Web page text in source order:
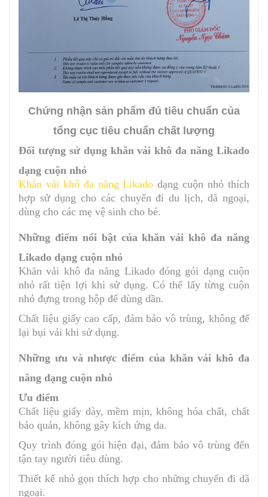
Chứng nhận sản phẩm đủ tiêu chuẩn của
tổng cục tiêu chuẩn chất lượng
Đối tượng sử dụng khăn vải khô đa năng Likado
dạng cuộn nhỏ
Khăn vải khô đa năng Likado dạng cuộn nhỏ thích
hợp sử dụng cho các chuyến đi du lịch, dã ngoại,
dùng cho các mẹ vệ sinh cho bé.
Những điểm nổi bật của khăn vải khô đa năng
Likado dạng cuộn nhỏ
Khăn vải khô đa năng Likado đóng gói dạng cuộn
nhỏ rất tiện lợi khi sử dụng. Có thể lấy từng cuộn
nhỏ đựng trong hộp để dùng dần.
Chất liệu giấy cao cấp, đảm bảo vô trùng, không để
lại bụi vải khi sử dụng.
Những ưu và nhược điểm của khăn vải khô đa
năng dạng cuộn nhỏ
Ưu điểm
Chất liệu giấy dày, mềm mịn, không hóa chất, chất
bảo quản, không gây kích ứng da.
Quy trình đóng gói hiện đại, đảm bảo vô trùng đến
tận tay người tiêu dùng.
Thiết kế nhỏ gọn thích hợp cho những chuyến đi dã
ngoại.